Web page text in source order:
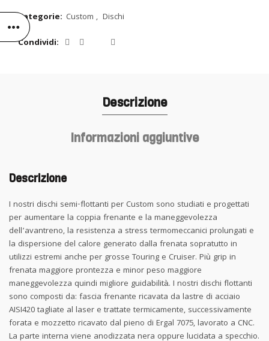
Categorie: Custom , Dischi
Condividi
Descrizione
Informazioni aggiuntive
Descrizione
I nostri dischi semi-flottanti per Custom sono studiati e progettati
per aumentare la coppia frenante e la maneggevolezza
dell’avantreno, la resistenza a stress termomeccanici prolungati e
la dispersione del calore generato dalla frenata sopratutto in
utilizzi estremi anche per grosse Touring e Cruiser. Più grip in
frenata maggiore prontezza e minor peso maggiore
maneggevolezza quindi migliore guidabilità. I nostri dischi flottanti
sono composti da: fascia frenante ricavata da lastre di acciaio
AISI420 tagliate al laser e trattate termicamente, successivamente
forata e mozzetto ricavato dal pieno di Ergal 7075, lavorato a CNC.
La parte interna viene anodizzata nera oppure lucidata a specchio.